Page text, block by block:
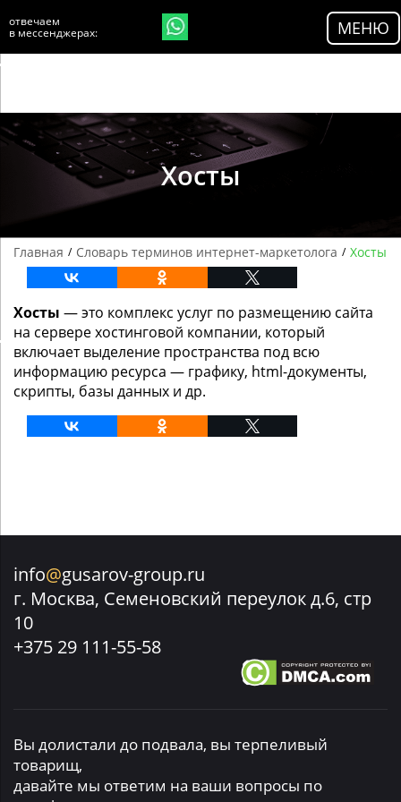
//$currenturl = get_permalink(); $currenturl =
'https://
>
отвечаем
в мессенджерах:
Хосты
Главная / Словарь терминов интернет-маркетолога / Хосты
Хосты — это комплекс услуг по размещению сайта
на сервере хостинговой компании, который
включает выделение пространства под всю
информацию ресурса — графику, html-документы,
скрипты, базы данных и др.
info@gusarov-group.ru
г. Москва, Семеновский переулок д.6, стр
10
+375 29 111-55-58
Вы долистали до подвала, вы терпеливый
товарищ,
давайте мы ответим на ваши вопросы по
МЕНЮ